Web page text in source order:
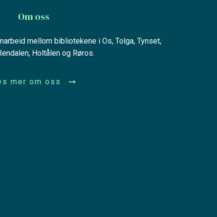
Om oss
mellom bibliotekene i Os, Tolga, Tynset,
Holtålen og Røros.
mer om oss